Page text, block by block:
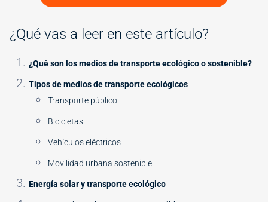
¿Qué vas a leer en este artículo?
¿Qué son los medios de transporte ecológico o sostenible?
Tipos de medios de transporte ecológicos
Transporte público
Bicicletas
Vehículos eléctricos
Movilidad urbana sostenible
Energía solar y transporte ecológico